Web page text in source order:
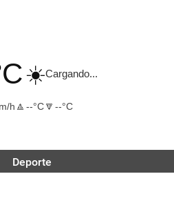
☀️Cargando...
h 🔼 --°C🔽 --°C
Deporte